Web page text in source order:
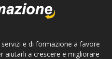
e di formazione a favore
aiutarli a crescere e migliorare